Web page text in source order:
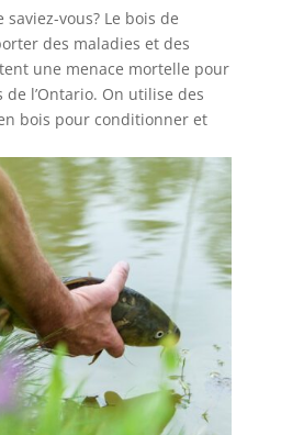
vous? Le bois de
des maladies et des
une menace mortelle pour
l’Ontario. On utilise des
bois pour conditionner et